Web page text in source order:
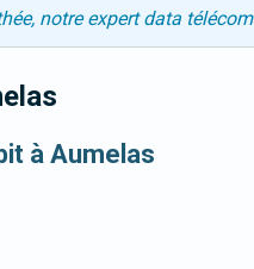
notre expert data
à Aumelas